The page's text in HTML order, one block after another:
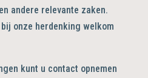
andere relevante zaken.
onze herdenking welkom
kunt u contact opnemen